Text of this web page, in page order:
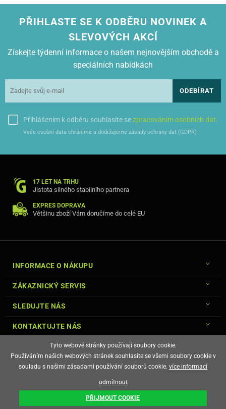
PŘIHLASTE SE K ODBĚRU NOVINEK A
SLEVOVÝCH AKCÍ
Získejte týdenní informace o našem nejnovějším obchodě a
speciálních nabídkách
ODEBÍRAT
Přihlášením k odběru souhlasíte sezpracováním osobních dat.
Vaše osobní data chráníme a dodržujeme zásady ochrany dat (GDPR)
17 LET NA TRHU
Jistota silného stabilního partnera
EXPRES DOPRAVA
Většinu zboží Vám doručíme do celé EU
INFORMACE O NÁKUPU
ZÁKAZNICKÝ SERVIS
SLEDUJTE NÁS
KONTAKTUJTE NÁS
E-shop vytvořila
Tyto webové stránky používají soubory cookie.
Používáním našich webových stránek souhlasíte se všemi soubory cookie v
souladu s našimi zásadami používání souborů cookie. více informací
odmítnout
PŘIJMOUT COOKIE